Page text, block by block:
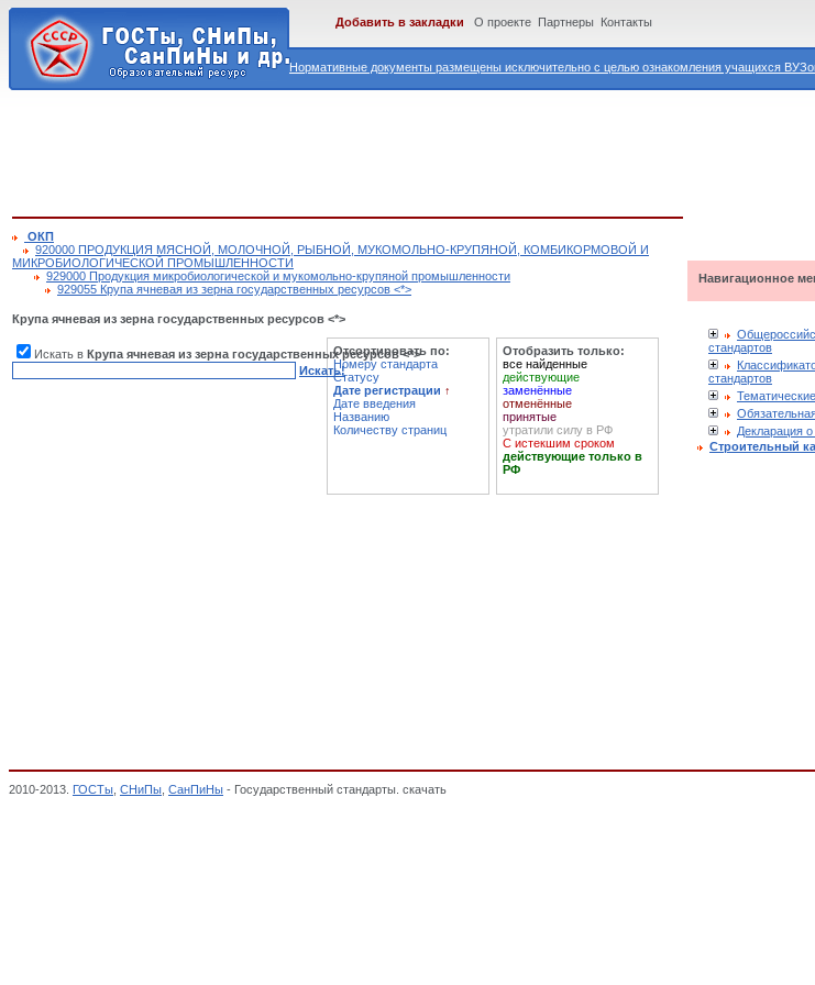
Нормативные документы размещены исключительно с целью ознакомления учащихся
Добавить в закладки О проекте Партнеры Контакты
ОКП
920000 ПРОДУКЦИЯ МЯСНОЙ, МОЛОЧНОЙ, РЫБНОЙ, МУКОМОЛЬНО-КРУПЯНОЙ, КОМБИКОРМОВОЙ И
МИКРОБИОЛОГИЧЕСКОЙ ПРОМЫШЛЕННОСТИ
929000 Продукция микробиологической и мукомольно-крупяной промышленности
929055 Крупа ячневая из зерна государственных ресурсов <*>
Крупа ячневая из зерна государственных ресурсов <*>
Искать в Крупа ячневая из зерна государственных ресурсов <*>
Искать!
Отсортировать по:
Номеру стандарта
Статусу
Дате регистрации ↑
Дате введения
Названию
Количеству страниц
Отобразить только:
все найденные
действующие
заменённые
отменённые
принятые
утратили силу в РФ
С истекшим сроком
действующие только в
РФ
Навигационное
стандартов
стандартов
Декларация
Строительный
2010-2013. ГОСТы СНиПы СанПиНы - Государственный стандарты. скачать